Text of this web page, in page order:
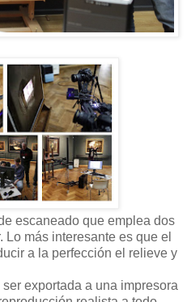
escaneado que emplea dos
Lo más interesante es que el
a la perfección el relieve y
exportada a una impresora